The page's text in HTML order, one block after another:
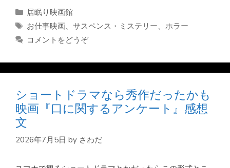
カ
テ
ゴ
リ
居眠り映画館
タ
グ
お仕事映画、 サスペンス・ミステリー、 ホラー
コメントをどうぞ
ショートドラマなら秀作だったかも
映画『口に関するアンケート』感想
文
2026年7月5日 by さわだ